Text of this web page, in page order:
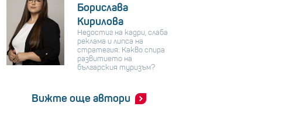
Борислава
Кирилова
Недостиг на кадри, слаба
реклама и липса на
стратегия: Какво спира
развитието на
българския туризъм?
Вижте още автори